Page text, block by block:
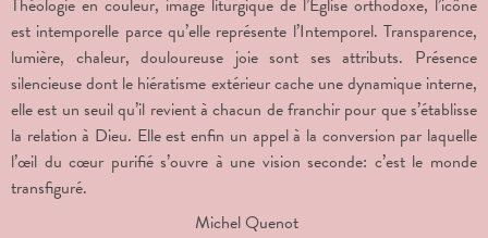
Théologie en couleur, image liturgique de l’Eglise orthodoxe, l’icône
est intemporelle parce qu’elle représente l’Intemporel. Transparence,
lumière, chaleur, douloureuse joie sont ses attributs. Présence
silencieuse dont le hiératisme extérieur cache une dynamique interne,
elle est un seuil qu’il revient à chacun de franchir pour que s’établisse
la relation à Dieu. Elle est enfin un appel à la conversion par laquelle
l’œil du cœur purifié s’ouvre à une vision seconde: c’est le monde
transfiguré.
Michel Quenot